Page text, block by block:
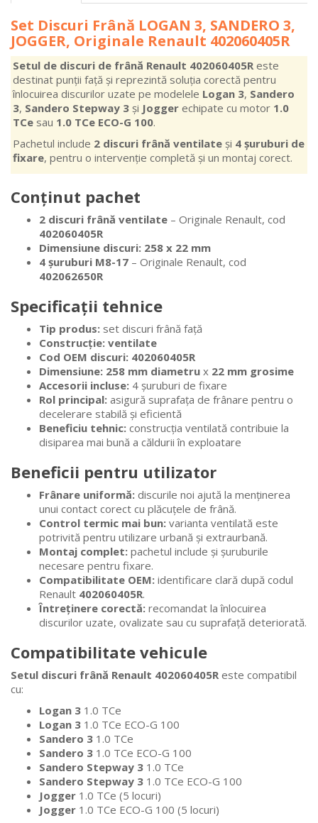
Set Discuri Frână LOGAN 3, SANDERO 3,
JOGGER, Originale Renault 402060405R
Setul de discuri de frână Renault 402060405R este
destinat punții față și reprezintă soluția corectă pentru
înlocuirea discurilor uzate pe modelele Logan 3, Sandero
3, Sandero Stepway 3 și Jogger echipate cu motor 1.0
TCe sau 1.0 TCe ECO-G 100.
Pachetul include 2 discuri frână ventilate și 4 șuruburi de
fixare, pentru o intervenție completă și un montaj corect.
Conținut pachet
2 discuri frână ventilate – Originale Renault, cod
402060405R
Dimensiune discuri: 258 x 22 mm
4 șuruburi M8-17 – Originale Renault, cod
402062650R
Specificații tehnice
Tip produs: set discuri frână față
Construcție: ventilate
Cod OEM discuri: 402060405R
Dimensiune: 258 mm diametru x 22 mm grosime
Accesorii incluse: 4 șuruburi de fixare
Rol principal: asigură suprafața de frânare pentru o
decelerare stabilă și eficientă
Beneficiu tehnic: construcția ventilată contribuie la
disiparea mai bună a căldurii în exploatare
Beneficii pentru utilizator
Frânare uniformă: discurile noi ajută la menținerea
unui contact corect cu plăcuțele de frână.
Control termic mai bun: varianta ventilată este
potrivită pentru utilizare urbană și extraurbană.
Montaj complet: pachetul include și șuruburile
necesare pentru fixare.
Compatibilitate OEM: identificare clară după codul
Renault 402060405R.
Întreținere corectă: recomandat la înlocuirea
discurilor uzate, ovalizate sau cu suprafață deteriorată.
Compatibilitate vehicule
Setul discuri frână Renault 402060405R este compatibil
cu:
Logan 3 1.0 TCe
Logan 3 1.0 TCe ECO-G 100
Sandero 3 1.0 TCe
Sandero 3 1.0 TCe ECO-G 100
Sandero Stepway 3 1.0 TCe
Sandero Stepway 3 1.0 TCe ECO-G 100
Jogger 1.0 TCe (5 locuri)
Jogger 1.0 TCe ECO-G 100 (5 locuri)